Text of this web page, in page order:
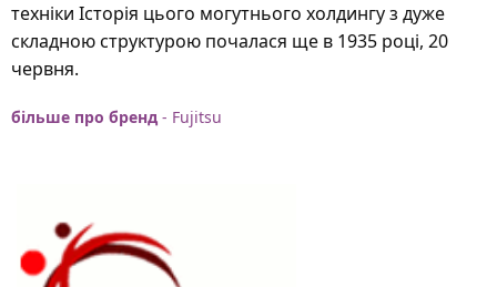
техніки Історія цього могутнього холдингу з дуже
складною структурою почалася ще в 1935 році, 20
червня.
більше про бренд - Fujitsu